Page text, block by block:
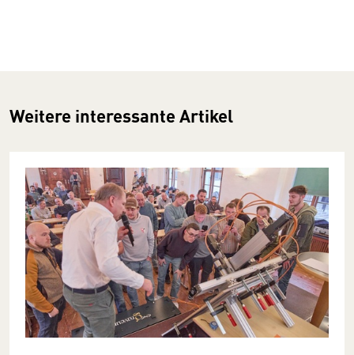
Weitere interessante Artikel